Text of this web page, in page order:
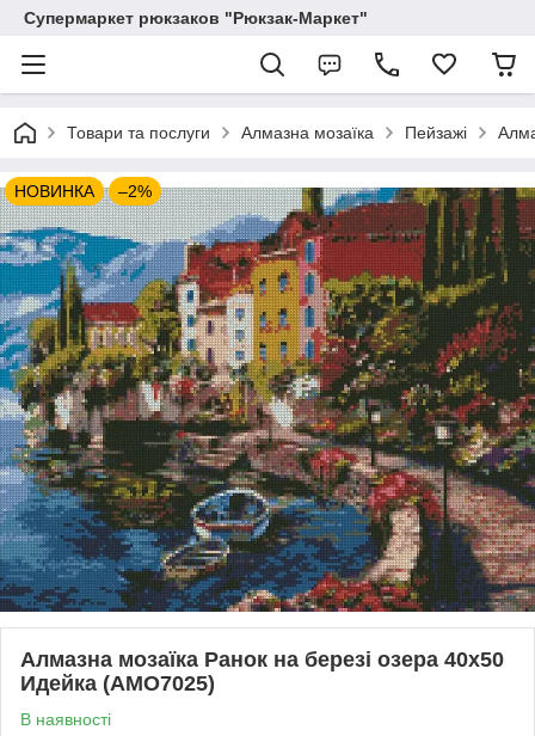
Супермаркет рюкзаков "Рюкзак-Маркет"
Товари та послуги Алмазна мозаїка Пейзажі
НОВИНКА –2%
Алмазна мозаїка Ранок на березі озера 40х50
Идейка (AMO7025)
В наявності